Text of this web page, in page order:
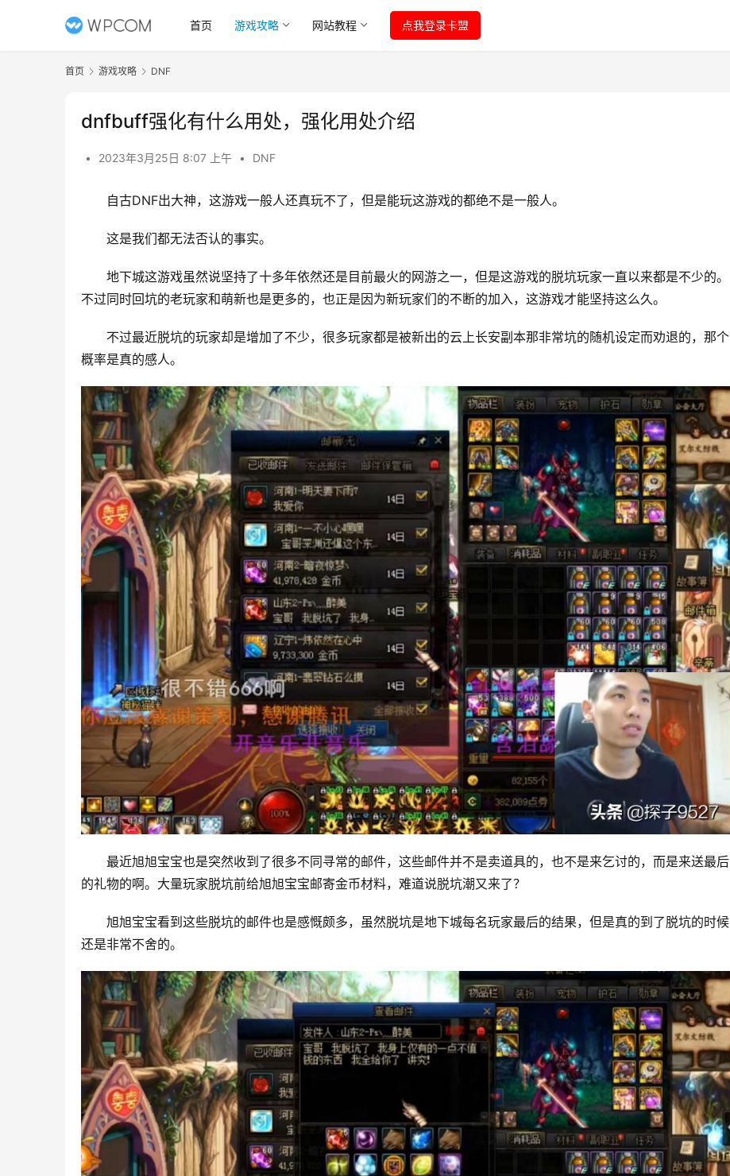
首页 游戏攻略 网站教程 点我登录卡盟
首页 游戏攻略 DNF
dnfbuff强化有什么用处，强化用处介绍
• 2023年3月25日 8:07 上午 • DNF
自古DNF出大神，这游戏一般人还真玩不了，但是能玩这游戏的都绝不是一般人。
这是我们都无法否认的事实。
地下城这游戏虽然说坚持了十多年依然还是目前最火的网游之一，但是这游戏的脱坑玩家一直以来都是不少的。
不过同时回坑的老玩家和萌新也是更多的，也正是因为新玩家们的不断的加入，这游戏才能坚持这么久。
不过最近脱坑的玩家却是增加了不少，很多玩家都是被新出的云上长安副本那非常坑的随机设定而劝退的，那个
概率是真的感人。
最近旭旭宝宝也是突然收到了很多不同寻常的邮件，这些邮件并不是卖道具的，也不是来乞讨的，而是来送最后
的礼物的啊。大量玩家脱坑前给旭旭宝宝邮寄金币材料，难道说脱坑潮又来了？
旭旭宝宝看到这些脱坑的邮件也是感慨颇多，虽然脱坑是地下城每名玩家最后的结果，但是真的到了脱坑的时候
还是非常不舍的。